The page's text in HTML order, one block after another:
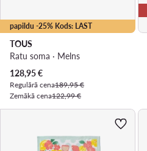
papildu -25% Kods: LAST
TOUS
Ratu soma · Melns
Pašreizējā cena
128,95€
Regulārā cena189,95 €
Zemākā cena122,99 €